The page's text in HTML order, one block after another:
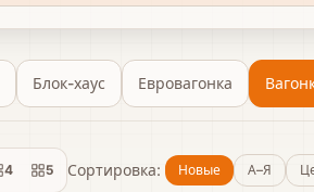
Блок-хаус Евровагонка
4 5 Сортировка: Новые А–Я